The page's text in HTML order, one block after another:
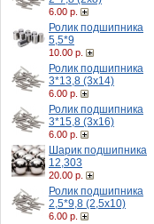
6.00 р.
Ролик подшипника
5,5*9
10.00 р.
Ролик подшипника
3*13,8 (3х14)
6.00 р.
Ролик подшипника
3*15,8 (3х16)
6.00 р.
Шарик подшипника
12,303
20.00 р.
Ролик подшипника
2,5*9,8 (2,5х10)
6.00 р.